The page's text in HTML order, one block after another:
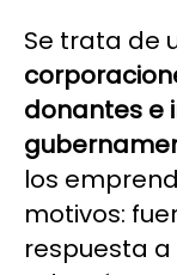
Se trata de
donantes e
los
motivos:
respuesta a